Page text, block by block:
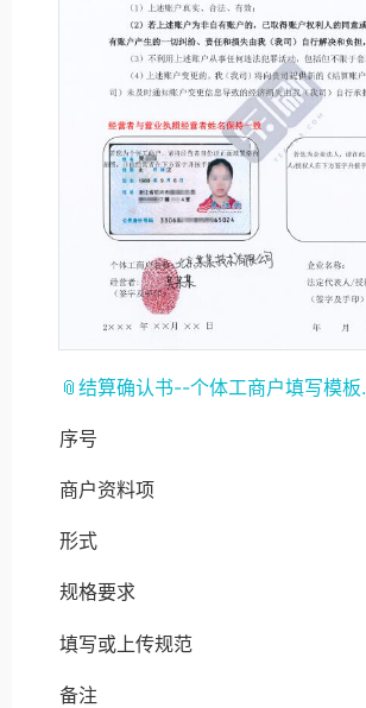
📎结算确认书--个体工商户填写模
序号
商户资料项
形式
规格要求
填写或上传规范
备注